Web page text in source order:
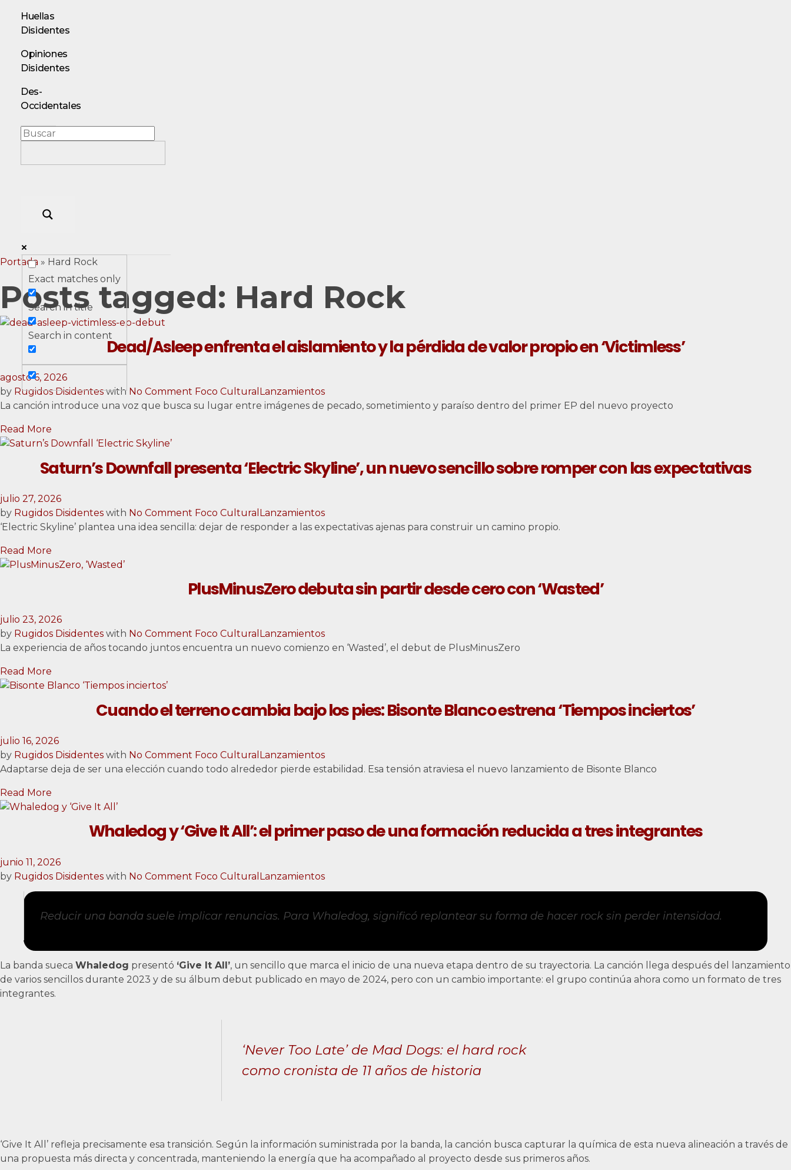
Huellas
Disidentes
Opiniones
Disidentes
Des-
Occidentales
Exact matches only
Search in title
Search in content
Portada » Hard Rock
Posts tagged: Hard Rock
Dead/Asleep enfrenta el aislamiento y la pérdida de valor propio en ‘Victimless’
agosto 6, 2026
by Rugidos Disidenteswith No Comment Foco Cultural Lanzamientos
La canción introduce una voz que busca su lugar entre imágenes de pecado, sometimiento y paraíso dentro del primer EP del nuevo proyecto
Read More
Saturn’s Downfall presenta ‘Electric Skyline’, un nuevo sencillo sobre romper con las expectativas
julio 27, 2026
by Rugidos Disidentes with No Comment Foco Cultural Lanzamientos
‘Electric Skyline’ plantea una idea sencilla: dejar de responder a las expectativas ajenas para construir un camino propio.
Read More
PlusMinusZero debuta sin partir desde cero con ‘Wasted’
julio 23, 2026
by Rugidos Disidentes with No Comment Foco Cultural Lanzamientos
La experiencia de años tocando juntos encuentra un nuevo comienzo en ‘Wasted’, el debut de PlusMinusZero
Read More
Cuando el terreno cambia bajo los pies: Bisonte Blanco estrena ‘Tiempos inciertos’
julio 16, 2026
by Rugidos Disidentes with No Comment Foco Cultural Lanzamientos
Adaptarse deja de ser una elección cuando todo alrededor pierde estabilidad. Esa tensión atraviesa el nuevo lanzamiento de Bisonte Blanco
Read More
Whaledog y ‘Give It All’: el primer paso de una formación reducida a tres integrantes
junio 11, 2026
by Rugidos Disidentes with No Comment Foco Cultural Lanzamientos
Reducir una banda suele implicar renuncias. Para Whaledog, significó replantear su forma de hacer rocksin perder intensidad.
La banda sueca Whaledog presentó ‘Give It All’, un sencillo que marca el inicio de una nueva etapa dentro de su trayectoria. La canción llega después del lanzamiento
de varios sencillos durante 2023 y de su álbum debut publicado en mayo de 2024, pero con un cambio importante: el grupo continúa ahora como un formato de tres
integrantes.
‘Never Too Late’ de Mad Dogs: el hard rock
como cronista de 11 años de historia
‘Give It All’ refleja precisamente esa transición. Según la información suministrada por la banda, la canción busca capturar la química de esta nueva alineación a través de
una propuesta más directa y concentrada, manteniendo la energía que ha acompañado al proyecto desde sus primeros años.